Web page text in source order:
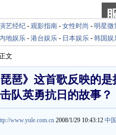
艺经纪 - 观影指南 - 女性时尚 - 明星微
内地娱乐 - 港台娱乐 - 日本娱乐 - 韩国娱
文
琶》这首歌反映的
击队英勇抗日的故事？
www.yule.com.cn 2008/1/29 10:43:12 中